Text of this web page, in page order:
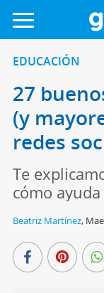
EDUCACIÓN
27
(y
redes
Te
cómo
Beatriz Martínez,